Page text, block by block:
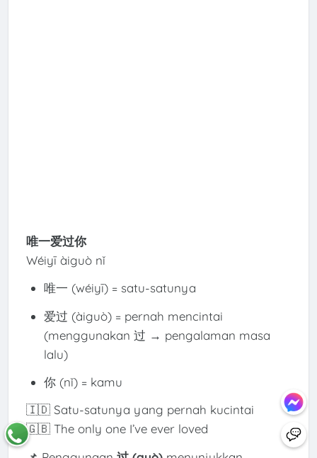
唯一爱过你
Wéiyī àiguò nǐ
唯一 (wéiyī) = satu-satunya
爱过 (àiguò) = pernah mencintai
(menggunakan 过 → pengalaman masa
lalu)
你 (nǐ) = kamu
🇮🇩 Satu-satunya yang pernah kucintai
🇬🇧 The only one I’ve ever loved